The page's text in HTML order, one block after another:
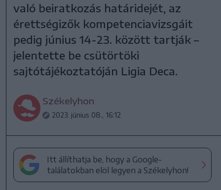
való beiratkozás határidejét, az
érettségizők kompetenciavizsgáit
pedig június 14-23. között tartják –
jelentette be csütörtöki
sajtótájékoztatóján Ligia Deca.
Székelyhon
2023. június 08., 16:12
Itt állíthatja be, hogy a Google-
találatokban elöl legyen a Székelyhon!